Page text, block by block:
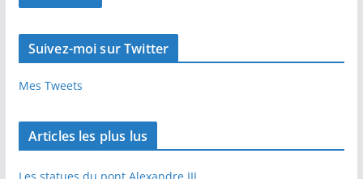
Suivez-moi sur Twitter
Mes Tweets
Articles les plus lus